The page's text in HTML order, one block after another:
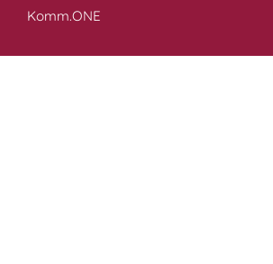
Komm.ONE